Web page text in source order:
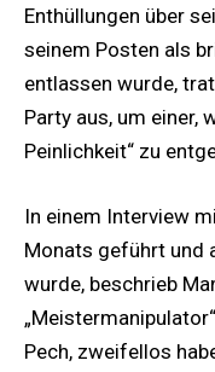
Enthüllungen über
seinem Posten als
entlassen wurde,
Party aus, um einer,
Peinlichkeit“ zu
In einem Interview
Monats geführt und
wurde, beschrieb
Pech, zweifellos